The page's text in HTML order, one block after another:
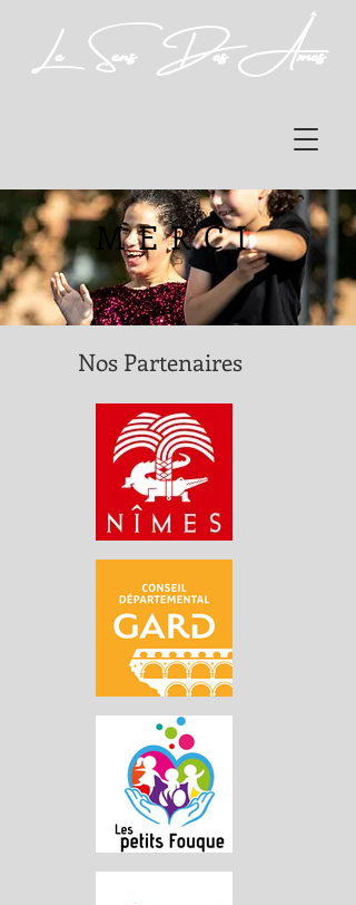
Le Sens Des Âmes
MERCI
Nos Partenaires